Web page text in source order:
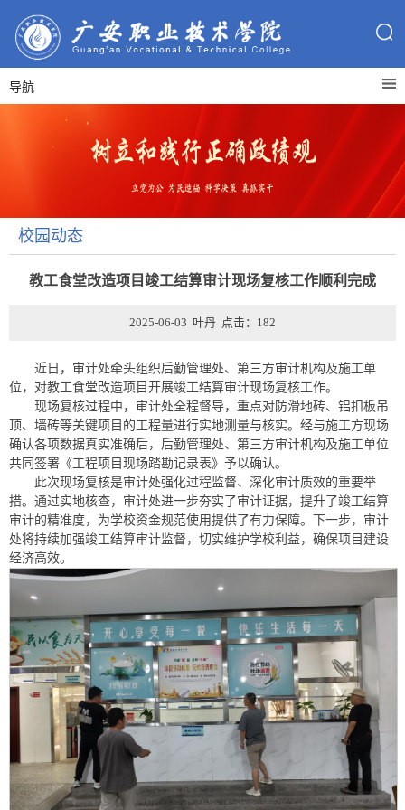
导航
校园动态
教工食堂改造项目竣工结算审计现场复核工作顺利完成
2025-06-03 叶丹 点击： 182
近日，审计处牵头组织后勤管理处、第三方审计机构及施工单
位，对教工食堂改造项目开展竣工结算审计现场复核工作。
现场复核过程中，审计处全程督导，重点对防滑地砖、铝扣板吊
顶、墙砖等关键项目的工程量进行实地测量与核实。经与施工方现场
确认各项数据真实准确后，后勤管理处、第三方审计机构及施工单位
共同签署《工程项目现场踏勘记录表》予以确认。
此次现场复核是审计处强化过程监督、深化审计质效的重要举
措。通过实地核查，审计处进一步夯实了审计证据，提升了竣工结算
审计的精准度，为学校资金规范使用提供了有力保障。下一步，审计
处将持续加强竣工结算审计监督，切实维护学校利益，确保项目建设
经济高效。